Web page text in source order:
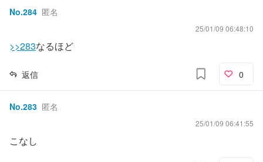
No.284 匿名
25/01/09 06:48:10
>>283なるほど
返信 0
No.283 匿名
25/01/09 06:41:55
こなし